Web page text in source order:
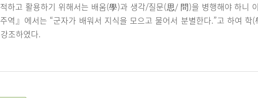
하고 활용하기 위해서는 배움(學)과 생각/질문(思/ 問)을 병행해야 하니
역』에서는 “군자가 배워서 지식을 모으고 물어서 분별한다.”고 하여 학
조하였다.